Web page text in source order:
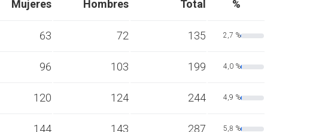
Mujeres Hombres Total %
63 72 135 2,7 %
96 103 199 4,0 %
120 124 244 4,9 %
144 143 287 5,8 %